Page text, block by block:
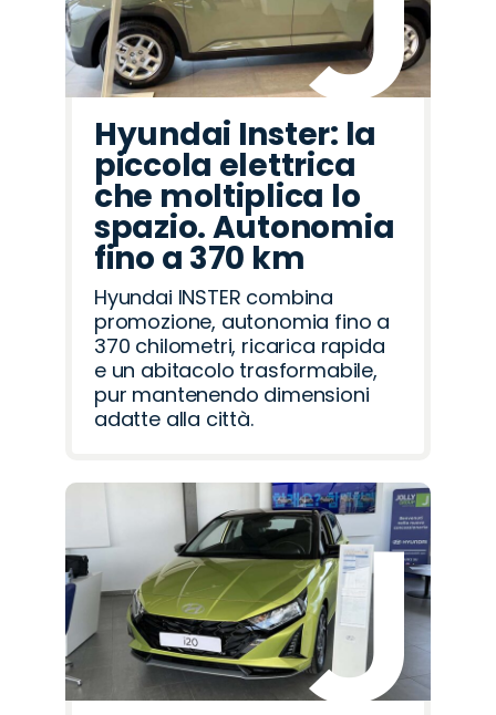
Hyundai Inster: la
piccola elettrica
che moltiplica lo
spazio. Autonomia
fino a 370 km
Hyundai INSTER combina
promozione, autonomia fino a
370 chilometri, ricarica rapida
e un abitacolo trasformabile,
pur mantenendo dimensioni
adatte alla città.